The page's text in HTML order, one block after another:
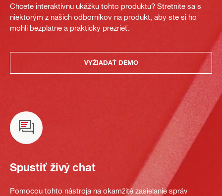
Chcete interaktívnu ukážku tohto produktu? Stretnite sa s
niektorým z našich odborníkov na produkt, aby ste si ho
mohli bezplatne a prakticky prezrieť.
VYŽIADAŤ DEMO
Spustiť živý chat
Pomocou tohto nástroja na okamžité zasielanie správ